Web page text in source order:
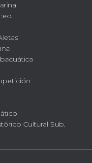
Cultural Sub.